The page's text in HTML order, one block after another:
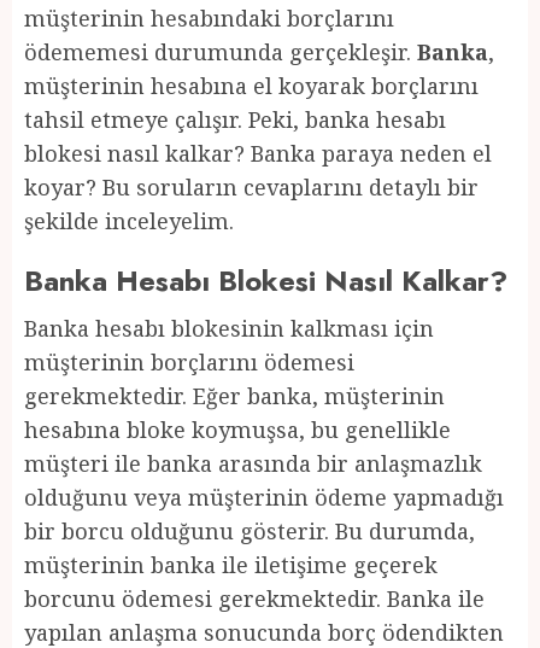
müşterinin hesabındaki borçlarını
ödememesi durumunda gerçekleşir. Banka,
müşterinin hesabına el koyarak borçlarını
tahsil etmeye çalışır. Peki, banka hesabı
blokesi nasıl kalkar? Banka paraya neden el
koyar? Bu soruların cevaplarını detaylı bir
şekilde inceleyelim.
Banka Hesabı Blokesi Nasıl Kalkar?
Banka hesabı blokesinin kalkması için
müşterinin borçlarını ödemesi
gerekmektedir. Eğer banka, müşterinin
hesabına bloke koymuşsa, bu genellikle
müşteri ile banka arasında bir anlaşmazlık
olduğunu veya müşterinin ödeme yapmadığı
bir borcu olduğunu gösterir. Bu durumda,
müşterinin banka ile iletişime geçerek
borcunu ödemesi gerekmektedir. Banka ile
yapılan anlaşma sonucunda borç ödendikten